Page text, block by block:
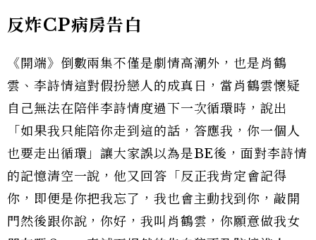
反炸CP病房告白
《開端》倒數兩集不僅是劇情高潮外，也是肖鶴
雲、李詩情這對假扮戀人的成真日，當肖鶴雲懷疑
自己無法在陪伴李詩情度過下一次循環時，說出
「如果我只能陪你走到這的話，答應我，你一個人
也要走出循環」讓大家誤以為是BE後，面對李詩情
的記憶清空一說，他又回答「反正我肯定會記得
你，即便是你把我忘了，我也會主動找到你，敲開
門然後跟你說，你好，我叫肖鶴雲，你願意做我女